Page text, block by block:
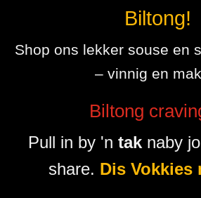
Biltong!
Shop ons lekker souse en
– vinnig en
Biltong
Pull in by 'n tak naby
share. Dis Vokkies